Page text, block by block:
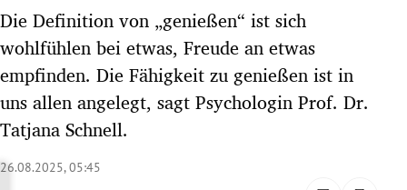
Untermenü
Untermenü
Die Definition von „genießen“ ist sich
wohlfühlen bei etwas, Freude an etwas
empfinden. Die Fähigkeit zu genießen ist in
uns allen angelegt, sagt Psychologin Prof. Dr.
Tatjana Schnell.
26.08.2025, 05:45